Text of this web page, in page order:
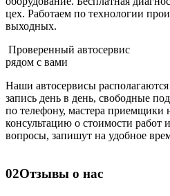
цех. Работаем по технологии
выходных.
Проверенный автосервис
рядом с вами
Наши автосервисы
запись день в день, свободные
по телефону, мастера приемщики
консультацию о стоимости работ
вопросы, запишут на удобное
02Отзывы о нас